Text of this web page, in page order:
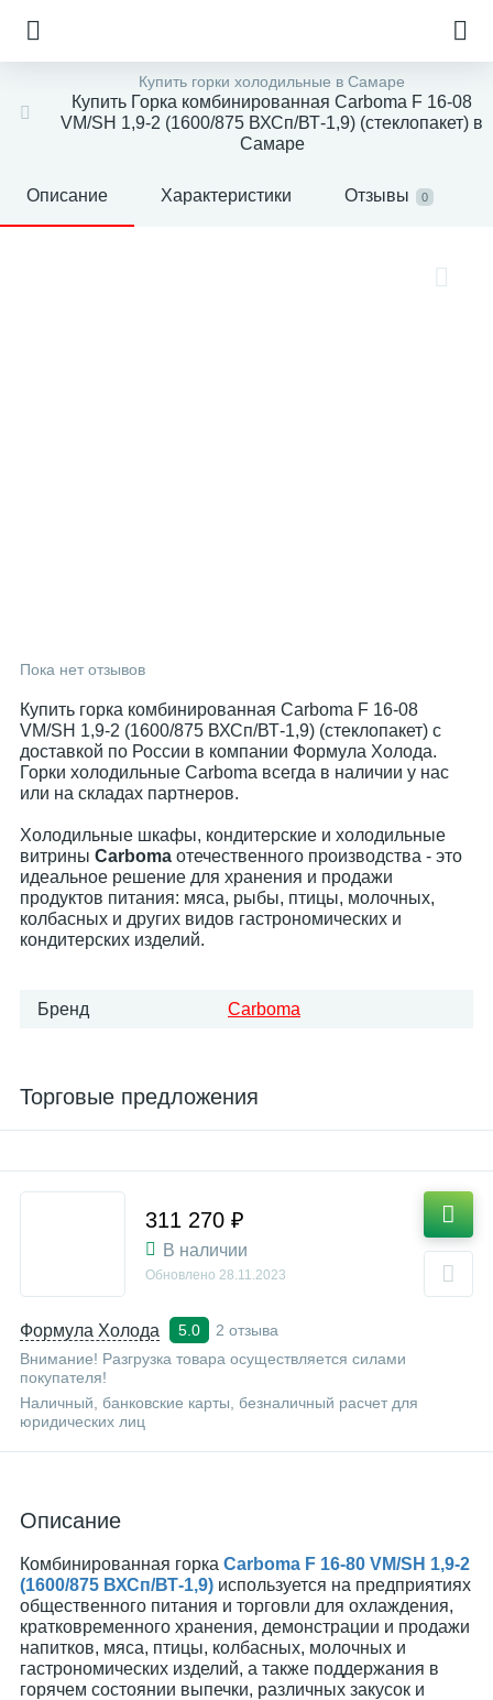
Купить горки холодильные в Самаре
Купить Горка комбинированная Carboma F 16-08
VM/SH 1,9-2 (1600/875 ВХСп/ВТ-1,9) (стеклопакет) в
Самаре
Описание Характеристики Отзывы 0
Пока нет отзывов
Купить горка комбинированная Carboma F 16-08
VM/SH 1,9-2 (1600/875 ВХСп/ВТ-1,9) (стеклопакет) с
доставкой по России в компании Формула Холода.
Горки холодильные Carboma всегда в наличии у нас
или на складах партнеров.
Холодильные шкафы, кондитерские и холодильные
витрины Carboma отечественного производства - это
идеальное решение для хранения и продажи
продуктов питания: мяса, рыбы, птицы, молочных,
колбасных и других видов гастрономических и
кондитерских изделий.
Бренд Carboma
Торговые предложения
Формула Холода 5.0
2 отзыва
Внимание! Разгрузка товара осуществляется силами
покупателя!
Наличный, банковские карты, безналичный расчет для
юридических лиц
311 270 ₽
В наличии
Обновлено 28.11.2023
Описание
Комбинированная горка Carboma F 16-80 VM/SH 1,9-2
(1600/875 ВХСп/ВТ-1,9) используется на предприятиях
общественного питания и торговли для охлаждения,
кратковременного хранения, демонстрации и продажи
напитков, мяса, птицы, колбасных, молочных и
гастрономических изделий, а также поддержания в
горячем состоянии выпечки, различных закусок и